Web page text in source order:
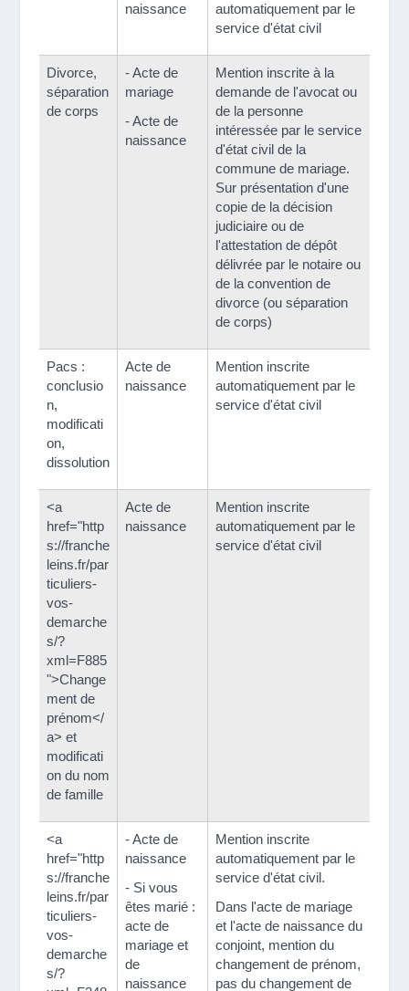
naissance
automatiquement par le
service d'état civil
Divorce,
séparation
de corps
- Acte de
mariage
- Acte de
naissance
Mention inscrite à la
demande de l'avocat ou
de la personne
intéressée par le service
d'état civil de la
commune de mariage.
Sur présentation d'une
copie de la décision
judiciaire ou de
l'attestation de dépôt
délivrée par le notaire ou
de la convention de
divorce (ou séparation
de corps)
Pacs :
conclusio
n,
modificati
on,
dissolution
Acte de
naissance
Mention inscrite
automatiquement par le
service d'état civil
<a
href="http
s://franche
leins.fr/par
ticuliers-
vos-
demarche
s/?
xml=F885
">Change
ment de
prénom</
a> et
modificati
on du nom
de famille
Acte de
naissance
Mention inscrite
automatiquement par le
service d'état civil
<a
href="http
s://franche
leins.fr/par
ticuliers-
vos-
demarche
s/?
- Acte de
naissance
- Si vous
êtes marié :
acte de
mariage et
de
naissance
Mention inscrite
automatiquement par le
service d'état civil.
Dans l'acte de mariage
et l'acte de naissance du
conjoint, mention du
changement de prénom,
pas du changement de